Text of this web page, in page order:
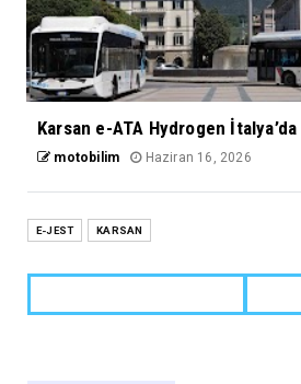
Karsan e-ATA Hydrogen
motobilim Haziran 16, 2026
E-JEST KARSAN